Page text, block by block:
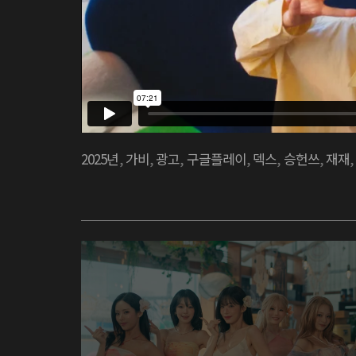
2025년,가비,광고, 구글플레이,덱스, 승헌쓰,재재,